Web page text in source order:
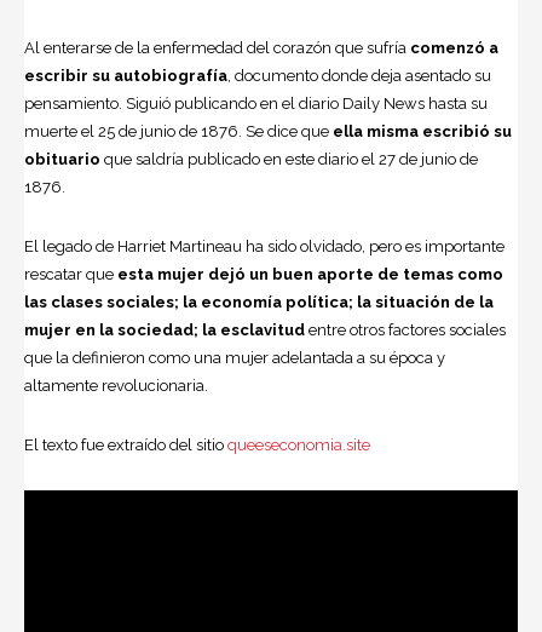
Al enterarse de la enfermedad del corazón que sufría comenzó a
escribir su autobiografía, documento donde deja asentado su
pensamiento. Siguió publicando en el diario Daily News hasta su
muerte el 25 de junio de 1876. Se dice que ella misma escribió su
obituario que saldría publicado en este diario el 27 de junio de
1876.
El legado de Harriet Martineau ha sido olvidado, pero es importante
rescatar que esta mujer dejó un buen aporte de temas como
las clases sociales; la economía política; la situación de la
mujer en la sociedad; la esclavitud entre otros factores sociales
que la definieron como una mujer adelantada a su época y
altamente revolucionaria.
El texto fue extraído del sitio queeseconomia.site